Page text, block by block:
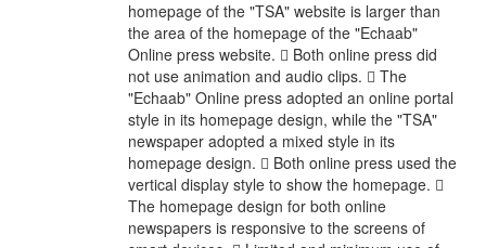
homepage of the "TSA" website is larger than
the area of the homepage of the "Echaab"
Online press website.  Both online press did
not use animation and audio clips.  The
"Echaab" Online press adopted an online portal
style in its homepage design, while the "TSA"
newspaper adopted a mixed style in its
homepage design.  Both online press used the
vertical display style to show the homepage. 
The homepage design for both online
newspapers is responsive to the screens of